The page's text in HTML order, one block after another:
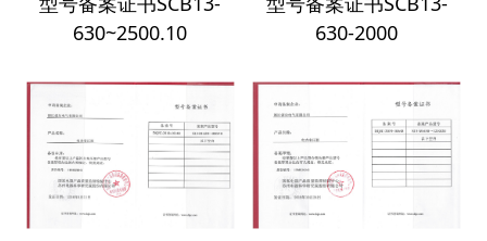
630~2500.10
630-2000